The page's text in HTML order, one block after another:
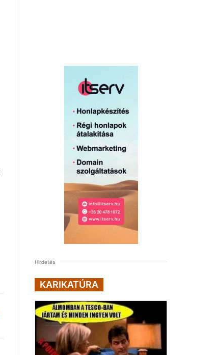
Hirdetés
KARIKATÚRA